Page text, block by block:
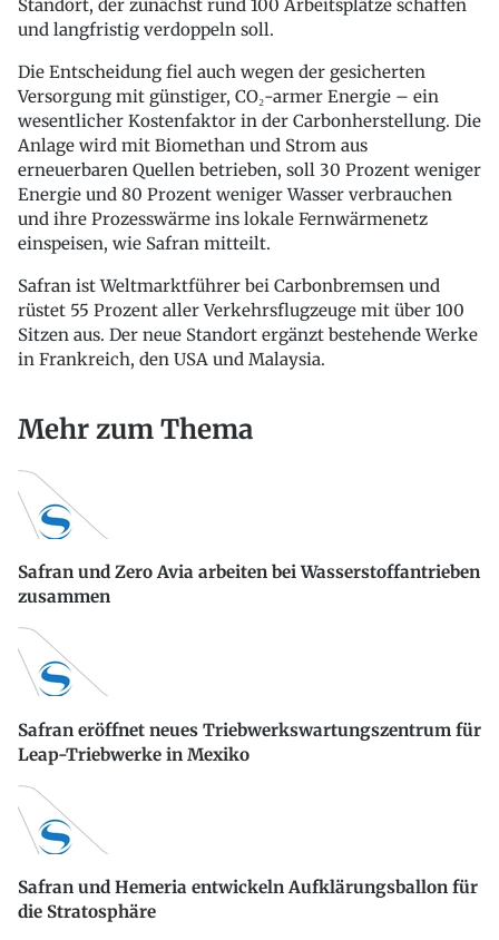
Standort, der zunächst rund 100 Arbeitsplätze schaffen
und langfristig verdoppeln soll.
Die Entscheidung fiel auch wegen der gesicherten
Versorgung mit günstiger, CO₂-armer Energie – ein
wesentlicher Kostenfaktor in der Carbonherstellung. Die
Anlage wird mit Biomethan und Strom aus
erneuerbaren Quellen betrieben, soll 30 Prozent weniger
Energie und 80 Prozent weniger Wasser verbrauchen
und ihre Prozesswärme ins lokale Fernwärmenetz
einspeisen, wie Safran mitteilt.
Safran ist Weltmarktführer bei Carbonbremsen und
rüstet 55 Prozent aller Verkehrsflugzeuge mit über 100
Sitzen aus. Der neue Standort ergänzt bestehende Werke
in Frankreich, den USA und Malaysia.
Mehr zum Thema
Safran und Zero Avia arbeiten bei Wasserstoffantrieben
zusammen
Safran eröffnet neues Triebwerkswartungszentrum für
Leap-Triebwerke in Mexiko
Safran und Hemeria entwickeln Aufklärungsballon für
die Stratosphäre